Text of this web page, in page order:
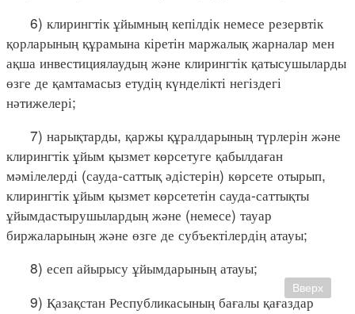
6) клирингтік ұйымның кепілдік немесе резервтік
қорларының құрамына кіретін маржалық жарналар мен
ақша инвестициялаудың және клирингтік қатысушыларды
өзге де қамтамасыз етудің күнделікті негіздегі
нәтижелері;
7) нарықтарды, қаржы құралдарының түрлерін және
клирингтік ұйым қызмет көрсетуге қабылдаған
мәмілелерді (сауда-саттық әдістерін) көрсете отырып,
клирингтік ұйым қызмет көрсететін сауда-саттықты
ұйымдастырушылардың және (немесе) тауар
биржаларының және өзге де субъектілердің атауы;
8) есеп айырысу ұйымдарының атауы;
9) Қазақстан Республикасының бағалы қағаздар
Вверх